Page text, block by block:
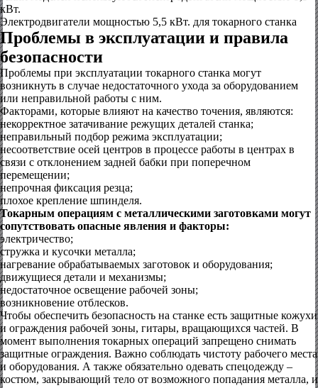
кВт.
Электродвигатели мощностью 5,5 кВт. для токарного станка
Проблемы в эксплуатации и правила
безопасности
Проблемы при эксплуатации токарного станка могут
возникнуть в случае недостаточного ухода за оборудованием
или неправильной работы с ним.
Факторами, которые влияют на качество точения, являются:
некорректное затачивание режущих деталей станка;
неправильный подбор режима эксплуатации;
несоответствие осей центров в процессе работы в центрах в
связи с отклонением задней бабки при поперечном
перемещении;
непрочная фиксация резца;
плохое крепление шпинделя.
Токарным операциям с металлическими заготовками могут
сопутствовать опасные явления и факторы:
электричество;
стружка и кусочки металла;
нагревание обрабатываемых заготовок и оборудования;
движущиеся детали и механизмы;
недостаточное освещение рабочей зоны;
возникновение отблесков.
Чтобы обеспечить безопасность на станке есть защитные кожухи
и ограждения рабочей зоны, гитары, вращающихся частей. В
момент выполнения токарных операций запрещено снимать
защитные ограждения. Важно соблюдать чистоту рабочего места
и оборудования. А также обязательно одевать спецодежду –
костюм, закрывающий тело от возможного попадания металла, и